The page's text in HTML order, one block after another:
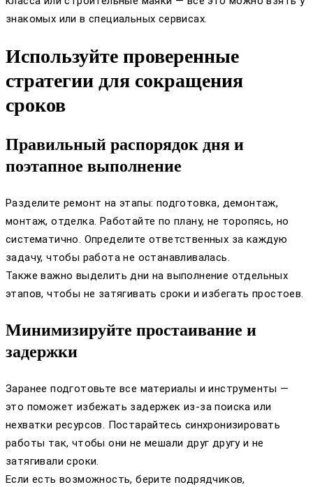
знакомых или в специальных сервисах.
Используйте проверенные
стратегии для сокращения
сроков
Правильный распорядок дня и
поэтапное выполнение
Разделите ремонт на этапы: подготовка, демонтаж,
монтаж, отделка. Работайте по плану, не торопясь, но
систематично. Определите ответственных за каждую
задачу, чтобы работа не останавливалась.
Также важно выделить дни на выполнение отдельных
этапов, чтобы не затягивать сроки и избегать простоев.
Минимизируйте простаивание и
задержки
Заранее подготовьте все материалы и инструменты —
это поможет избежать задержек из-за поиска или
нехватки ресурсов. Постарайтесь синхронизировать
работы так, чтобы они не мешали друг другу и не
затягивали сроки.
Если есть возможность, берите подрядчиков,